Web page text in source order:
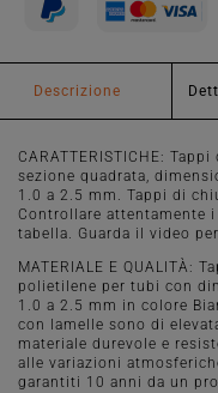
Descrizione
CARATTERISTICHE:
sezione quadrata,
1.0 a 2.5 mm. Tappi di
Controllare attentamente
tabella. Guarda il video
MATERIALE E QUALITÀ:
polietilene per tubi con
1.0 a 2.5 mm in colore
con lamelle sono di
materiale durevole e
alle variazioni
garantiti 10 anni da un